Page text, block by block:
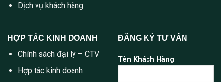
Dịch vụ khách hàng
HỢP TÁC KINH DOANH
Chính sách đại lý – CTV
Hợp tác kinh doanh
ĐĂNG KÝ TƯ VẤN
Tên Khách Hàng